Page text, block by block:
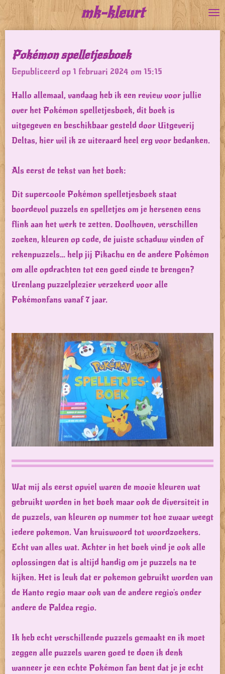
direct
de
hoofdinhoud
mk-kleurt
Pokémon spelletjesboek
Gepubliceerd op 1 februari 2024 om 15:15
Hallo allemaal, vandaag heb ik een review voor jullie
over het Pokémon spelletjesboek, dit boek is
uitgegeven en beschikbaar gesteld door Uitgeverij
Deltas, hier wil ik ze uiteraard heel erg voor bedanken.
Als eerst de tekst van het boek:
Dit supercoole Pokémon spelletjesboek staat
boordevol puzzels en spelletjes om je hersenen eens
flink aan het werk te zetten. Doolhoven, verschillen
zoeken, kleuren op code, de juiste schaduw vinden of
rekenpuzzels… help jij Pikachu en de andere Pokémon
om alle opdrachten tot een goed einde te brengen?
Urenlang puzzelplezier verzekerd voor alle
Pokémonfans vanaf 7 jaar.
Wat mij als eerst opviel waren de mooie kleuren wat
gebruikt worden in het boek maar ook de diversiteit in
de puzzels, van kleuren op nummer tot hoe zwaar weegt
iedere pokemon. Van kruiswoord tot woordzoekers.
Echt van alles wat. Achter in het boek vind je ook alle
oplossingen dat is altijd handig om je puzzels na te
kijken. Het is leuk dat er pokemon gebruikt worden van
de Kanto regio maar ook van de andere regio's onder
andere de Paldea regio.
Ik heb echt verschillende puzzels gemaakt en ik moet
zeggen alle puzzels waren goed te doen ik denk
wanneer je een echte Pokémon fan bent dat je je echt